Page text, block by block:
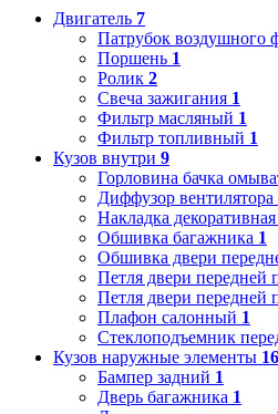
Двигатель 7
Патрубок воздушного
Поршень 1
Ролик 2
Свеча зажигания 1
Фильтр масляный 1
Фильтр топливный 1
Кузов внутри 9
Горловина бачка
Диффузор вентилятора
Накладка декоративная
Обшивка багажника 1
Обшивка двери
Петля двери передней
Петля двери передней
Плафон салонный 1
Стеклоподъемник
Кузов наружные элементы 16
Бампер задний 1
Дверь багажника 1